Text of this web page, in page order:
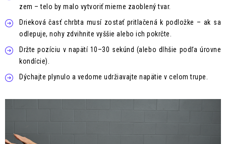
zem – telo by malo vytvoriť mierne zaoblený tvar.
Drieková časť chrbta musí zostať pritlačená k podložke – ak sa
odlepuje, nohy zdvihnite vyššie alebo ich pokrčte.
Držte pozíciu v napätí 10–30 sekúnd (alebo dlhšie podľa úrovne
kondície).
Dýchajte plynulo a vedome udržiavajte napätie v celom trupe.